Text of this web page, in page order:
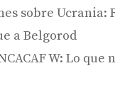
sobre Ucrania:
a Belgorod
W: Lo que